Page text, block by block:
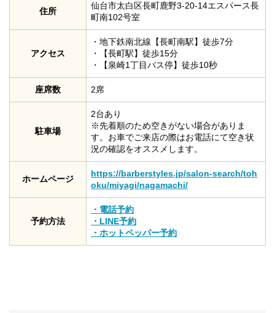
住所
仙台市太白区長町鹿野3-20-14エスパース長
町南102号室
アクセス
・地下鉄南北線【長町南駅】徒歩7分
・【長町駅】徒歩15分
・【泉崎1丁目バス停】徒歩10秒
座席数 2席
駐車場
2台あり
※先着順のため空きがない場合がありま
す。お車でご来店の際はお電話にて空き状
況の確認をオススメします。
ホームページ
https://barberstyles.jp/salon-search/toh
oku/miyagi/nagamachi/
予約方法
・電話予約
・LINE予約
・ホットペッパー予約